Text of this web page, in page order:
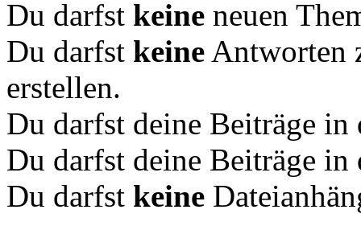
Du darfst keine neuen
Du darfst keine Antworten
erstellen.
Du darfst deine Beiträge
Du darfst deine Beiträge
Du darfst keine